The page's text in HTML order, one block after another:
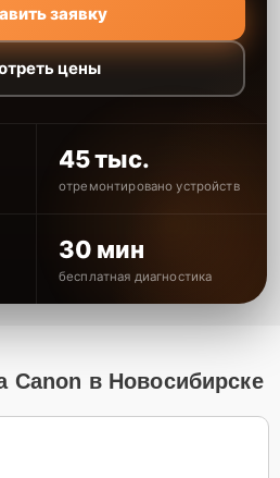
заявку
цены
45 тыс.
отремонтировано устройств
30 мин
бесплатная диагностика
Canon в Новосибирске